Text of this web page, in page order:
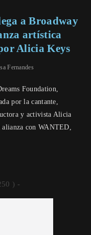
a Broadway
artística
Alicia Keys
Fernandes
Foundation,
por la cantante,
y activista Alicia
con WANTED,
) -